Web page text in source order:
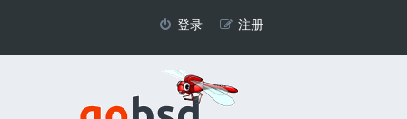
登录 注册